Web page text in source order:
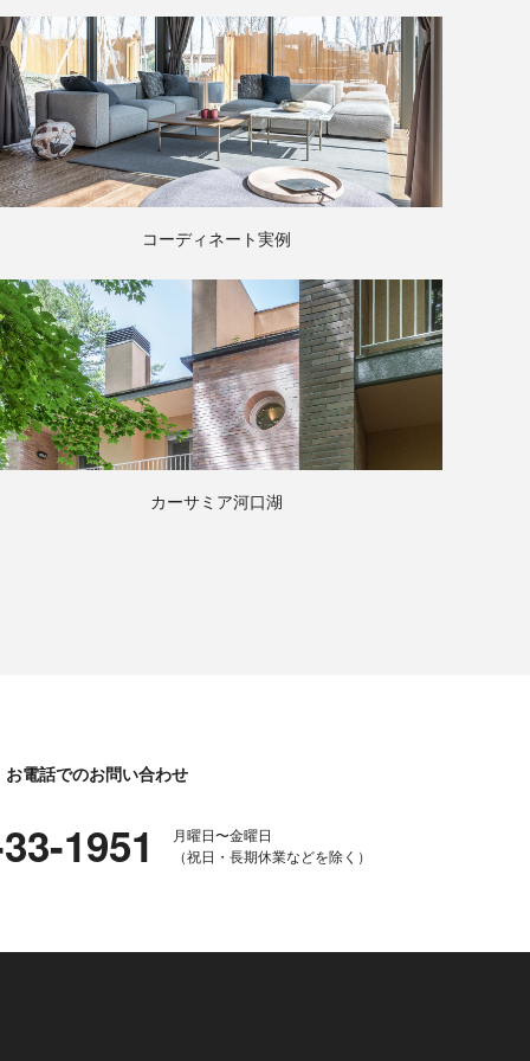
コーディネート実例
カーサミア河口湖
お電話でのお問い合わせ
1951
月曜日〜金曜日
（祝日・長期休業などを除く）